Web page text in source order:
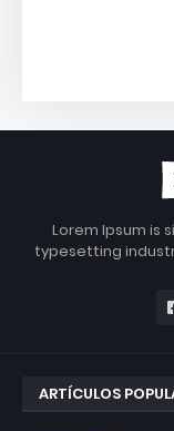
Lorem Ipsum is
typesetting
ARTÍCULOS